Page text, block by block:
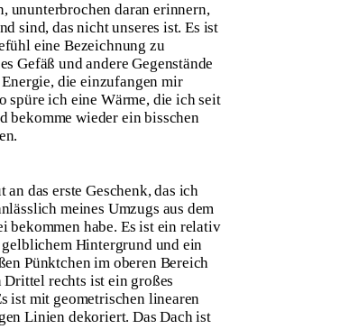
ununterbrochen daran erinnern,
sind, das nicht unseres ist. Es ist
eine Bezeichnung zu
Gefäß und andere Gegenstände
die einzufangen mir
spüre ich eine Wärme, die ich seit
bekomme wieder ein bisschen
das erste Geschenk, das ich
meines Umzugs aus dem
bekommen habe. Es ist ein relativ
Hintergrund und ein
Pünktchen im oberen Bereich
Drittel rechts ist ein großes
ist mit geometrischen linearen
Linien dekoriert. Das Dach ist